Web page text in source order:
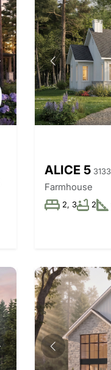
ALICE 5
Farmhouse
2, 3 2